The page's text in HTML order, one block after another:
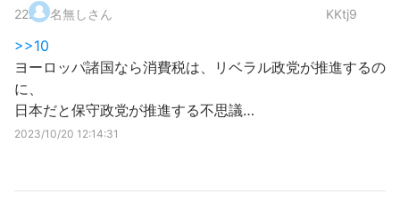
22. 名無しさん KKtj9
>>10
ヨーロッパ諸国なら消費税は、リベラル政党が推進するの
に、
日本だと保守政党が推進する不思議…
2023/10/20 12:14:31